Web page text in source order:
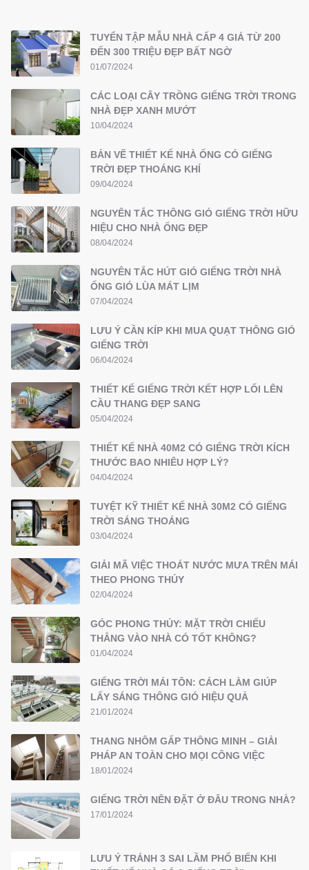
TUYỂN TẬP MẪU NHÀ CẤP 4 GIÁ TỪ 200
ĐẾN 300 TRIỆU ĐẸP BẤT NGỜ
01/07/2024
CÁC LOẠI CÂY TRỒNG GIẾNG TRỜI TRONG
NHÀ ĐẸP XANH MƯỚT
10/04/2024
BẢN VẼ THIẾT KẾ NHÀ ỐNG CÓ GIẾNG
TRỜI ĐẸP THOÁNG KHÍ
09/04/2024
NGUYÊN TẮC THÔNG GIÓ GIẾNG TRỜI HỮU
HIỆU CHO NHÀ ỐNG ĐẸP
08/04/2024
NGUYÊN TẮC HÚT GIÓ GIẾNG TRỜI NHÀ
ỐNG GIÓ LÙA MÁT LỊM
07/04/2024
LƯU Ý CẦN KÍP KHI MUA QUẠT THÔNG GIÓ
GIẾNG TRỜI
06/04/2024
THIẾT KẾ GIẾNG TRỜI KẾT HỢP LỐI LÊN
CẦU THANG ĐẸP SANG
05/04/2024
THIẾT KẾ NHÀ 40M2 CÓ GIẾNG TRỜI KÍCH
THƯỚC BAO NHIÊU HỢP LÝ?
04/04/2024
TUYỆT KỸ THIẾT KẾ NHÀ 30M2 CÓ GIẾNG
TRỜI SÁNG THOÁNG
03/04/2024
GIẢI MÃ VIỆC THOÁT NƯỚC MƯA TRÊN MÁI
THEO PHONG THỦY
02/04/2024
GÓC PHONG THỦY: MẶT TRỜI CHIẾU
THẲNG VÀO NHÀ CÓ TỐT KHÔNG?
01/04/2024
GIẾNG TRỜI MÁI TÔN: CÁCH LÀM GIÚP
LẤY SÁNG THÔNG GIÓ HIỆU QUẢ
21/01/2024
THANG NHÔM GẤP THÔNG MINH – GIẢI
PHÁP AN TOÀN CHO MỌI CÔNG VIỆC
18/01/2024
GIẾNG TRỜI NÊN ĐẶT Ở ĐÂU TRONG NHÀ?
17/01/2024
LƯU Ý TRÁNH 3 SAI LẦM PHỔ BIẾN KHI